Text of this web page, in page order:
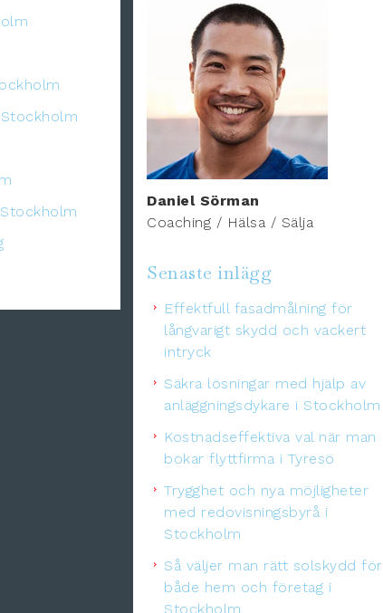
Daniel Sörman
Coaching / Hälsa / Sälja
Senaste inlägg
Effektfull fasadmålning för
långvarigt skydd och vackert
intryck
Säkra lösningar med hjälp av
anläggningsdykare i Stockholm
Kostnadseffektiva val när man
bokar flyttfirma i Tyresö
Trygghet och nya möjligheter
med redovisningsbyrå i
Stockholm
Så väljer man rätt solskydd för
både hem och företag i
Stockholm